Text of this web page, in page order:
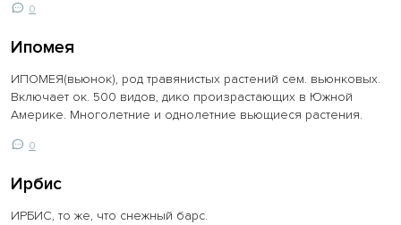
0
Ипомея
ИПОМЕЯ(вьюнок), род травянистых растений сем. вьюнковых.
Включает ок. 500 видов, дико произрастающих в Южной
Америке. Многолетние и однолетние вьющиеся растения.
0
Ирбис
ИРБИС, то же, что снежный барс.